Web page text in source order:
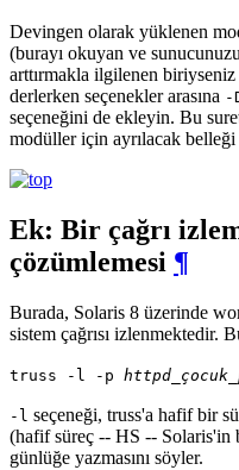
Devingen olarak yüklenen
(burayı okuyan ve
arttırmakla ilgilenen
derlerken seçenekler arasına -
seçeneğini de ekleyin. Bu
modüller için ayrılacak belleği
Ek: Bir çağrı
çözümlemesi ¶
Burada, Solaris 8 üzerinde
sistem çağrısı izlenmektedir.
truss -l -p
-l seçeneği, truss'a hafif bir
(hafif süreç -- HS -- Solaris'in
günlüğe yazmasını söyler.